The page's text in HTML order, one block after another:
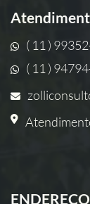
( 11 )
( 11 )
ENDEREÇO